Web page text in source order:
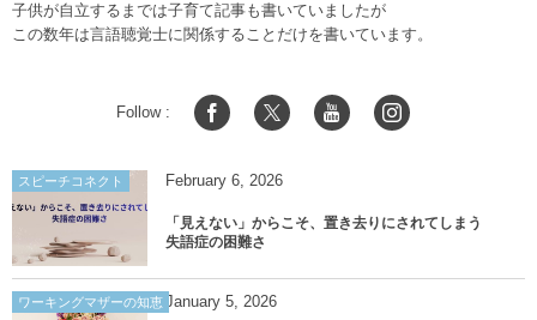
子供が自立するまでは子育て記事も書いていましたが
この数年は言語聴覚士に関係することだけを書いています。
Follow :
スピーチコネクト February 6, 2026
「見えない」からこそ、置き去りにされてしまう
失語症の困難さ
ワーキングマザーの知恵 January 5, 2026